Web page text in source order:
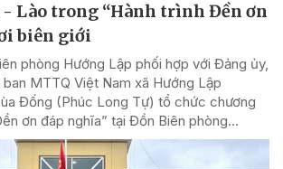
Lào trong “Hành trình Đền ơn
biên giới
phòng Hướng Lập phối hợp với Đảng ủy,
MTTQ Việt Nam xã Hướng Lập
Đống (Phúc Long Tự) tổ chức chương
ơn đáp nghĩa” tại Đồn Biên phòng...